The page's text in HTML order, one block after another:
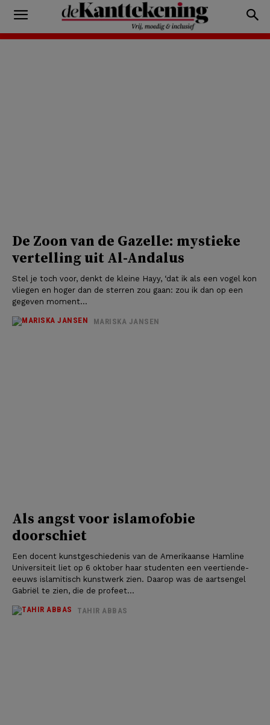
De Zoon van de Gazelle: mystieke
vertelling uit Al-Andalus
Stel je toch voor, denkt de kleine Hayy, ‘dat ik als een vogel kon
vliegen en hoger dan de sterren zou gaan: zou ik dan op een
gegeven moment...
MARISKA JANSEN
Als angst voor islamofobie
doorschiet
Een docent kunstgeschiedenis van de Amerikaanse Hamline
Universiteit liet op 6 oktober haar studenten een veertiende-
eeuws islamitisch kunstwerk zien. Daarop was de aartsengel
Gabriël te zien, die de profeet...
TAHIR ABBAS